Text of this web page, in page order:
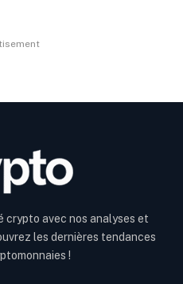
crypto avec nos analyses et
les dernières tendances
!